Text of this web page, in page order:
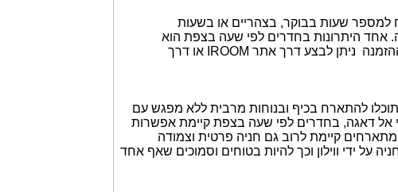
למספר שעות בבוקר, בצהריים או בשעות
אחד היתרונות בחדרים לפי שעה בצפת הוא
למעשה הזמינות הגבוהה, תוכלו להזמין חדר בכל שעה ולכל מטרה, את ההזמנה ניתן לבצע דרך אתר IROOM או דרך
להתארח בכיף ובנוחות מרבית ללא מפגש עם
דאגה, בחדרים לפי שעה בצפת קיימת אפשרות
קיימת לרוב גם חניה פרטית וצמודה
ידי ווילון וכך להיות בטוחים וסמוכים שאף אחד